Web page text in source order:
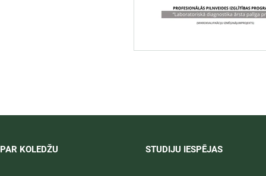
PAR KOLEDŽU STUDIJU IESPĒJAS